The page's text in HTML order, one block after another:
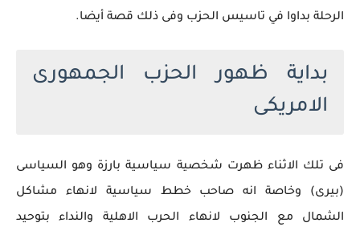
الرحلة بداوا في تاسيس الحزب وفى ذلك قصة أيضا.
بداية ظهور الحزب الجمهورى
الامريكى
فى تلك الاثناء ظهرت شخصية سياسية بارزة وهو السياسى
(بيرى) وخاصة انه صاحب خطط سياسية لانهاء مشاكل
الشمال مع الجنوب لانهاء الحرب الاهلية والنداء بتوحيد